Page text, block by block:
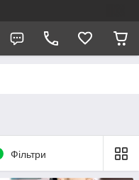
Фільтри